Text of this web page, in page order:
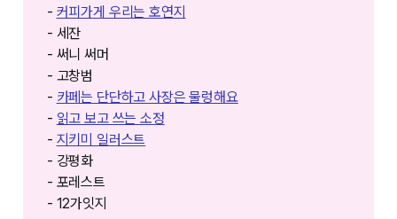
- 커피가게 우리는 호연지
- 세잔
- 써니 써머
- 고창범
- 카페는 단단하고 사장은 물렁해요
- 읽고 보고 쓰는 소정
- 지키미 일러스트
- 강평화
- 포레스트
- 12가잇지